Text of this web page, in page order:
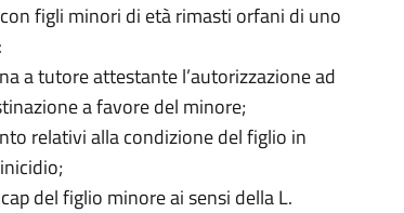
figli minori di età rimasti orfani di uno
a tutore attestante l’autorizzazione ad
a favore del minore;
relativi alla condizione del figlio in
del figlio minore ai sensi della L.